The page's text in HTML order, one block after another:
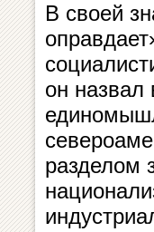
В своей
он назвал
разделом